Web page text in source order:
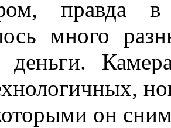
правда
много
деньги.
он